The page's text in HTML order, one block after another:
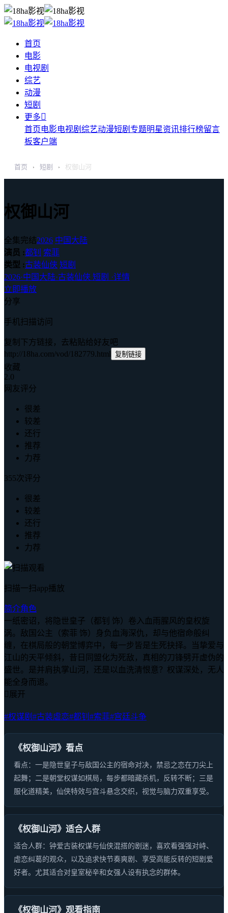
首页
电影
电视剧
综艺
动漫
短剧
更多
首页电影电视剧 综艺动漫短剧 专题明星资讯排行榜留言
板客户端
首页 › 短剧 › 权御山河
权御山河
全集完结2026 中国大陆
演员 :都钊 索菲
类型 :古装仙侠 短剧
2026·中国大陆·古装仙侠 短剧 ·详情
立即播放
分享
手机扫描访问
复制下方链接，去粘贴给好友吧
http://18ha.com/vod/182779.html 复制链接
收藏
2.0
网友评分
很差
较差
还行
推荐
力荐
355次评分
很差
较差
还行
推荐
力荐
扫描一扫app播放
简介角色
一纸密诏，将隐世皇子（都钊 饰）卷入血雨腥风的皇权旋
涡。敌国公主（索菲 饰）身负血海深仇，却与他宿命般纠
缠，在棋局般的朝堂博弈中，每一步皆是生死抉择。当挚爱与
江山的天平倾斜，昔日同盟化为死敌，真相的刀锋劈开虚伪的
盛世。是并肩执掌山河，还是以血洗清恨意？权谋深处，无人
能全身而退。
 展开
#权谋剧 #古装虐恋#都钊 #索菲#宫廷斗争
《权御山河》看点
看点：一是隐世皇子与敌国公主的宿命对决，禁忌之恋在刀尖上
起舞；二是朝堂权谋如棋局，每步都暗藏杀机，反转不断；三是
服化道精美，仙侠特效与宫斗悬念交织，视觉与脑力双重享受。
《权御山河》适合人群
适合人群：钟爱古装权谋与仙侠混搭的剧迷，喜欢看强强对峙、
虐恋纠葛的观众，以及追求快节奏爽剧、享受高能反转的短剧爱
好者。尤其适合对皇室秘辛和女强人设有执念的群体。
《权御山河》观看指南